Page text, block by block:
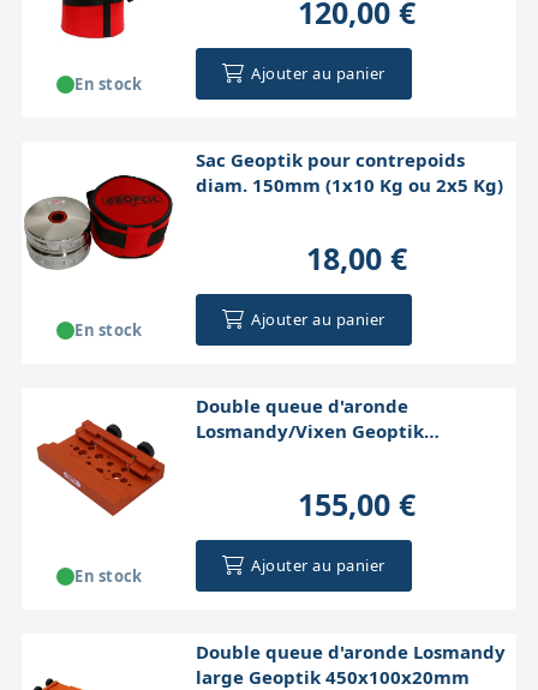
Accessoires pour montures
Têtes
Pièces détachées
120,00 €
Ajouter au panier
En stock
Sac Geoptik pour contrepoids
diam. 150mm (1x10 Kg ou 2x5 Kg)
18,00 €
Ajouter au panier
En stock
Double queue d'aronde
Losmandy/Vixen Geoptik
155,00 €
Ajouter au panier
En stock
Double queue d'aronde Losmandy
large Geoptik 450x100x20mm